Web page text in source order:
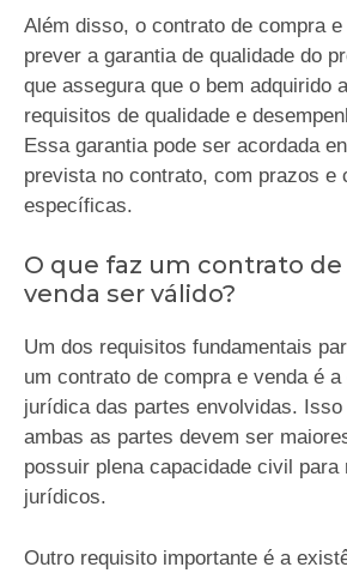
Além disso, o contrato de compra e
prever a garantia de qualidade do
que assegura que o bem adquirido
requisitos de qualidade e
Essa garantia pode ser acordada
prevista no contrato, com prazos e
específicas.
O que faz um contrato
venda ser válido?
Um dos requisitos fundamentais
um contrato de compra e venda é a
jurídica das partes envolvidas.
ambas as partes devem ser
possuir plena capacidade civil para
jurídicos.
Outro requisito importante é a